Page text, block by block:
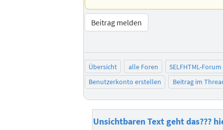
Beitrag melden
Übersicht alle Foren
SELFHTML-Forum
Benutzerkonto erstellen
Beitrag im
Unsichtbaren Text geht das???